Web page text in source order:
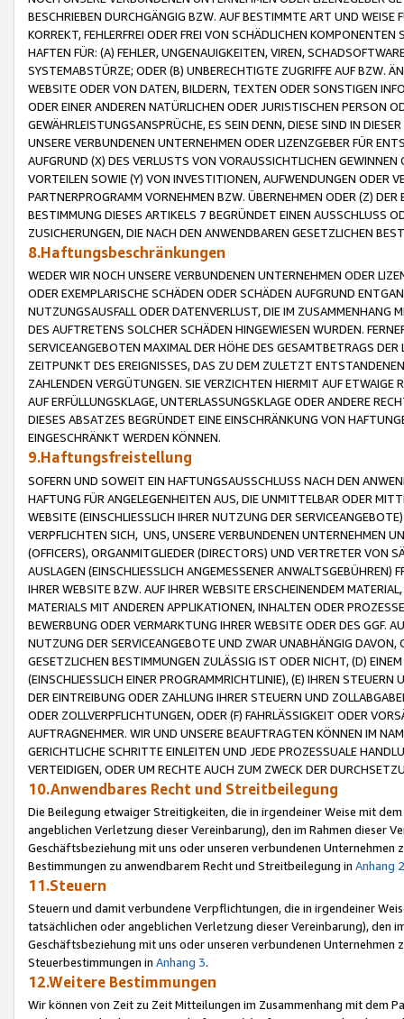
BESCHRIEBEN DURCHGÄNGIG BZW. AUF BESTIMMTE ART UND
KORREKT, FEHLERFREI ODER FREI VON SCHÄDLICHEN
HAFTEN FÜR: (A) FEHLER, UNGENAUIGKEITEN, VIREN,
SYSTEMABSTÜRZE; ODER (B) UNBERECHTIGTE ZUGRIFFE AUF BZW.
WEBSITE ODER VON DATEN, BILDERN, TEXTEN ODER SONSTIGEN
ODER EINER ANDEREN NATÜRLICHEN ODER JURISTISCHEN PERSON
GEWÄHRLEISTUNGSANSPRÜCHE, ES SEIN DENN, DIESE SIND IN
UNSERE VERBUNDENEN UNTERNEHMEN ODER LIZENZGEBER FÜR
AUFGRUND (X) DES VERLUSTS VON VORAUSSICHTLICHEN
VORTEILEN SOWIE (Y) VON INVESTITIONEN, AUFWENDUNGEN ODER
PARTNERPROGRAMM VORNEHMEN BZW. ÜBERNEHMEN ODER (Z)
BESTIMMUNG DIESES ARTIKELS 7 BEGRÜNDET EINEN AUSSCHLUSS
ZUSICHERUNGEN, DIE NACH DEN ANWENDBAREN GESETZLICHEN
8.Haftungsbeschränkungen
WEDER WIR NOCH UNSERE VERBUNDENEN UNTERNEHMEN ODER
ODER EXEMPLARISCHE SCHÄDEN ODER SCHÄDEN AUFGRUND
NUTZUNGSAUSFALL ODER DATENVERLUST, DIE IM ZUSAMMENHANG
DES AUFTRETENS SOLCHER SCHÄDEN HINGEWIESEN WURDEN.
SERVICEANGEBOTEN MAXIMAL DER HÖHE DES GESAMTBETRAGS
ZEITPUNKT DES EREIGNISSES, DAS ZU DEM ZULETZT
ZAHLENDEN VERGÜTUNGEN. SIE VERZICHTEN HIERMIT AUF
AUF ERFÜLLUNGSKLAGE, UNTERLASSUNGSKLAGE ODER ANDERE
DIESES ABSATZES BEGRÜNDET EINE EINSCHRÄNKUNG VON
EINGESCHRÄNKT WERDEN KÖNNEN.
9.Haftungsfreistellung
SOFERN UND SOWEIT EIN HAFTUNGSAUSSCHLUSS NACH DEN
HAFTUNG FÜR ANGELEGENHEITEN AUS, DIE UNMITTELBAR ODER
WEBSITE (EINSCHLIESSLICH IHRER NUTZUNG DER
VERPFLICHTEN SICH, UNS, UNSERE VERBUNDENEN UNTERNEHMEN
(OFFICERS), ORGANMITGLIEDER (DIRECTORS) UND VERTRETER VON
AUSLAGEN (EINSCHLIESSLICH ANGEMESSENER
IHRER WEBSITE BZW. AUF IHRER WEBSITE ERSCHEINENDEM
MATERIALS MIT ANDEREN APPLIKATIONEN, INHALTEN ODER
BEWERBUNG ODER VERMARKTUNG IHRER WEBSITE ODER DES GGF.
NUTZUNG DER SERVICEANGEBOTE UND ZWAR UNABHÄNGIG
GESETZLICHEN BESTIMMUNGEN ZULÄSSIG IST ODER NICHT, (D)
(EINSCHLIESSLICH EINER PROGRAMMRICHTLINIE), (E) IHREN
DER EINTREIBUNG ODER ZAHLUNG IHRER STEUERN UND
ODER ZOLLVERPFLICHTUNGEN, ODER (F) FAHRLÄSSIGKEIT ODER
AUFTRAGNEHMER. WIR UND UNSERE BEAUFTRAGTEN KÖNNEN IM
GERICHTLICHE SCHRITTE EINLEITEN UND JEDE PROZESSUALE
VERTEIDIGEN, ODER UM RECHTE AUCH ZUM ZWECK DER
10.Anwendbares Recht und Streitbeilegung
Die Beilegung etwaiger Streitigkeiten, die in irgendeiner Weise mit
angeblichen Verletzung dieser Vereinbarung), den im Rahmen dieser
Geschäftsbeziehung mit uns oder unseren verbundenen
Bestimmungen zu anwendbarem Recht und Streitbeilegung in Anhang 2
11.Steuern
Steuern und damit verbundene Verpflichtungen, die in irgendeiner
tatsächlichen oder angeblichen Verletzung dieser Vereinbarung), den
Geschäftsbeziehung mit uns oder unseren verbundenen
Steuerbestimmungen in Anhang 3.
12.Weitere Bestimmungen
Wir können von Zeit zu Zeit Mitteilungen im Zusammenhang mit dem